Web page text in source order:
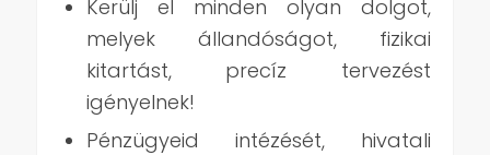
Kerülj el minden olyan dolgot,
melyek állandóságot, fizikai
kitartást, precíz tervezést
igényelnek!
Pénzügyeid intézését, hivatali